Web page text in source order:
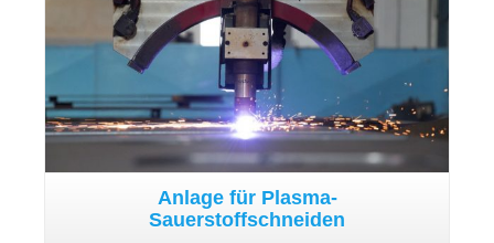
Roboterschweißanlage